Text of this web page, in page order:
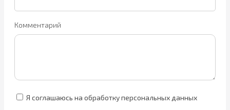
Комментарий
Я соглашаюсь на обработку персональных данных